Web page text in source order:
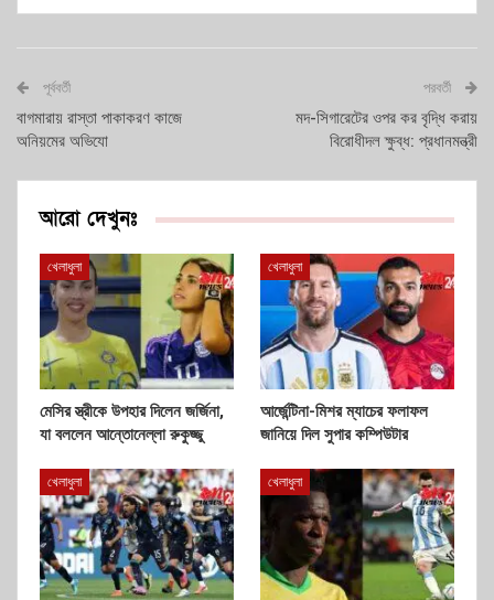
পূর্ববর্তী
বাগমারায় রাস্তা পাকাকরণ কাজে
অনিয়মের অভিযো
পরবর্তী
মদ-সিগারেটের ওপর কর বৃদ্ধি করায়
বিরোধীদল ক্ষুব্ধ: প্রধানমন্ত্রী
আরো দেখুনঃ
খেলাধুলা
মেসির স্ত্রীকে উপহার দিলেন জর্জিনা,
যা বললেন আন্তোনেল্লা রুকুজ্জু
খেলাধুলা
আর্জেন্টিনা-মিশর ম্যাচের ফলাফল
জানিয়ে দিল সুপার কম্পিউটার
খেলাধুলা খেলাধুলা